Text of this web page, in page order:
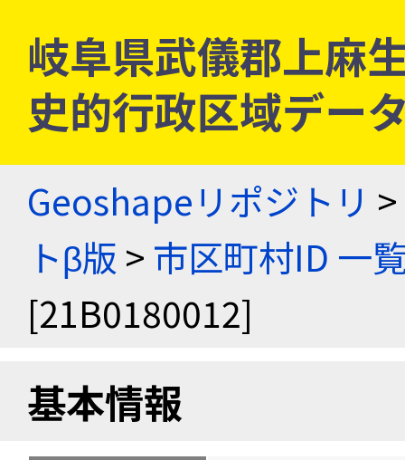
岐阜県武儀郡上麻
史的行政区域デー
Geoshapeリポジトリ >
トβ版 > 市区町村ID 一
[21B0180012]
基本情報